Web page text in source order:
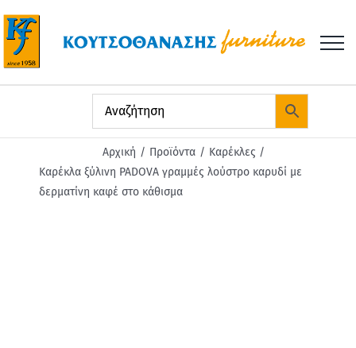
στο
περιεχόμενο
Αρχική Προϊόντα
Καρέκλες
Καρέκλα ξύλινη PADOVA γραμμές λούστρο καρυδί με
δερματίνη καφέ στο κάθισμα